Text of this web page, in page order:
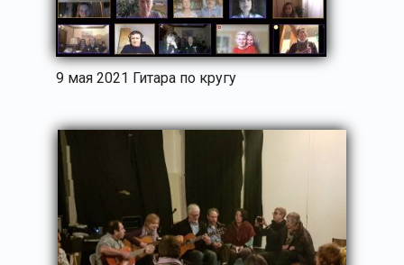
9 мая 2021 Гитара по кругу